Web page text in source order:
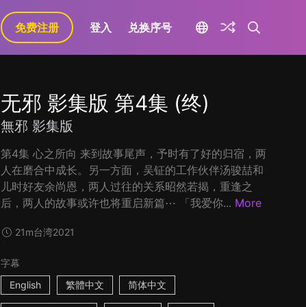
免费注册 登入 兑换序号
无邪 影集版 第4集 (终)
無邪 影集版
第4集 心之所向 来到故事尾声，予时有了好的归宿，两
人在磨合中成长。另一方面，吴钲的工作伙伴汤骏喆和
儿时好友余尚恩，两人过往的关系昭然若揭，重逢之
后，两人的故事或许也将重启新篇⋯ 「我爱你... More
21m台湾2021
字幕
English
繁體中文 简体中文